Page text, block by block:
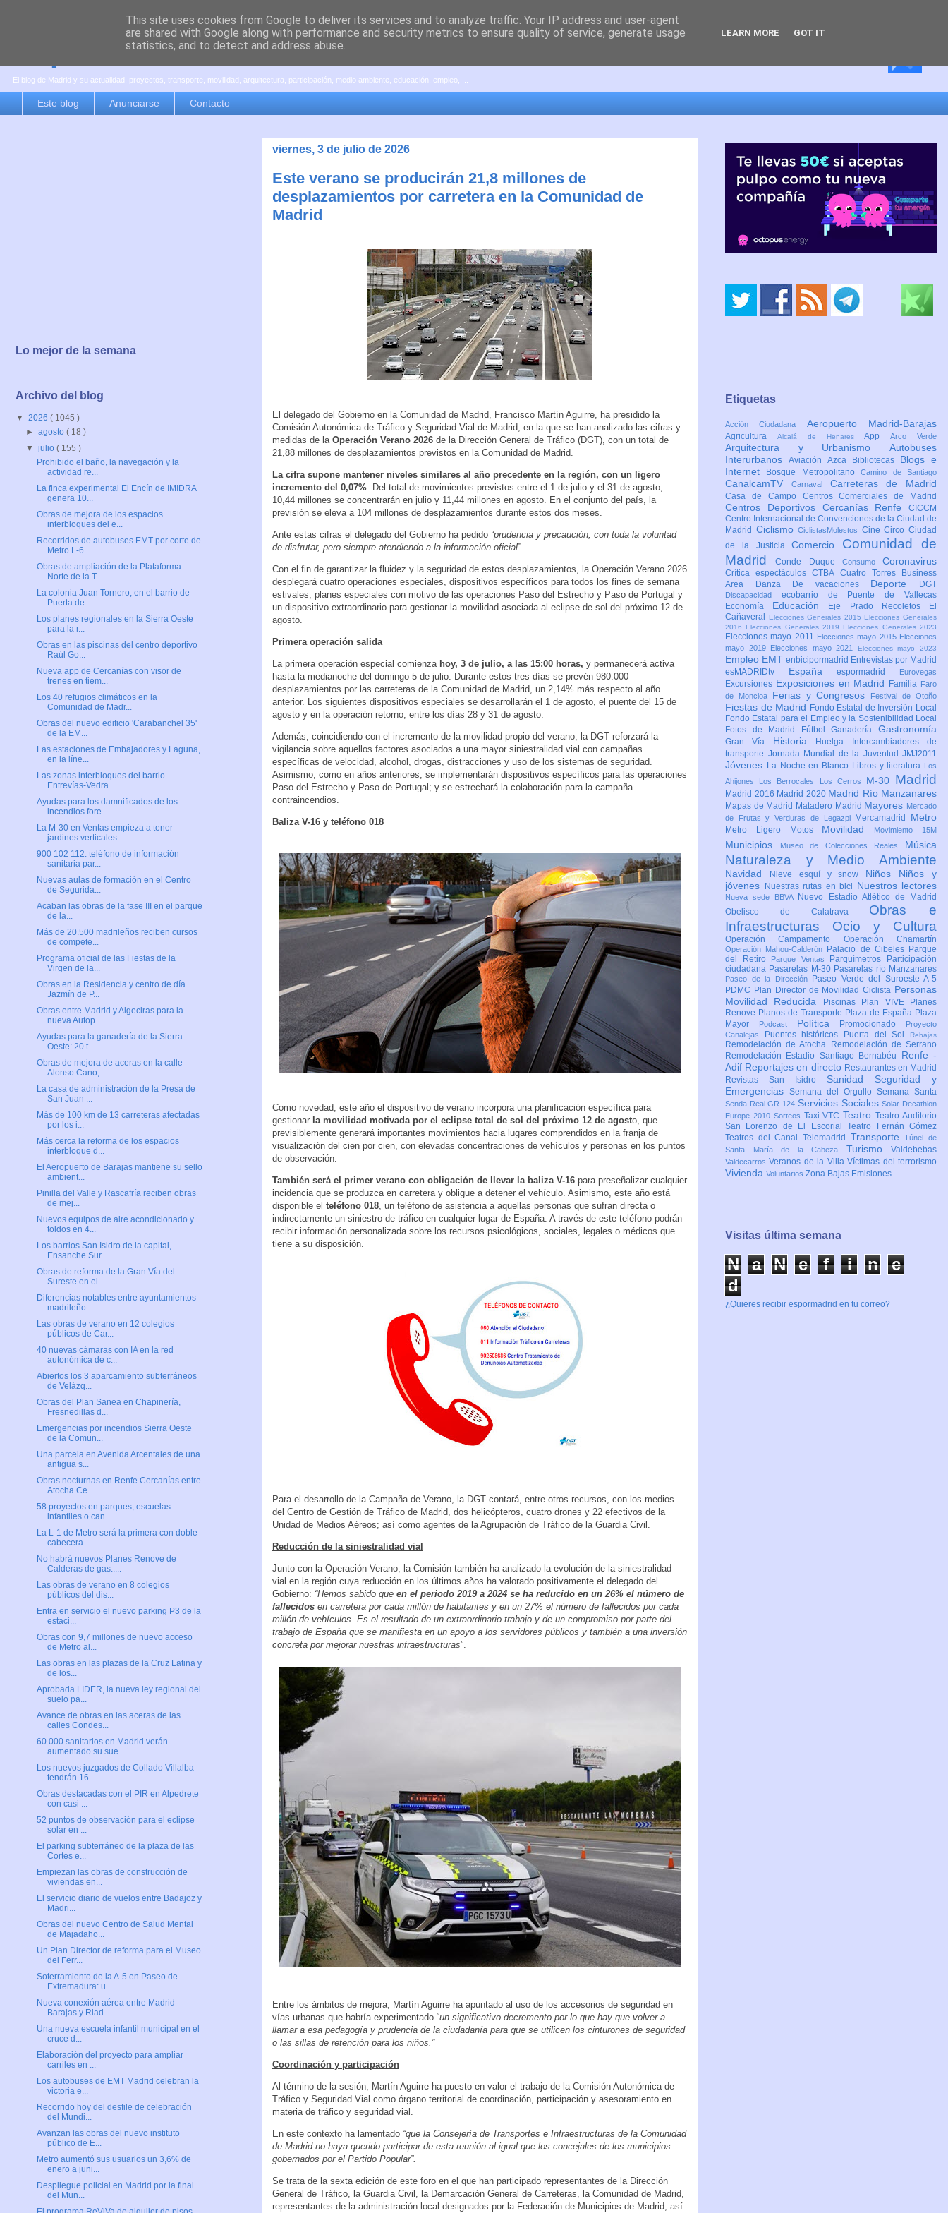
es por madrid
El blog de Madrid y su actualidad, proyectos, transporte, movilidad, arquitectura, participación, medio ambiente, educación, empleo, ...
Este blog Anunciarse Contacto
viernes, 3 de julio de 2026
Este verano se producirán 21,8 millones de
desplazamientos por carretera en la Comunidad de
Madrid
El delegado del Gobierno en la Comunidad de Madrid, Francisco Martín Aguirre, ha presidido la
Comisión Autonómica de Tráfico y Seguridad Vial de Madrid, en la que se han analizado las cifras y
medidas de la Operación Verano 2026 de la Dirección General de Tráfico (DGT), con un total de
21,88 millones de desplazamientos previstos en la Comunidad de Madrid.
La cifra supone mantener niveles similares al año precedente en la región, con un ligero
incremento del 0,07% . Del total de movimientos previstos entre el 1 de julio y el 31 de agosto,
10,44 millones se concentrarán en julio y 11,44 millones en agosto. En el conjunto del país, la
previsión se eleva a 104 millones de desplazamientos durante estos dos meses.
Ante estas cifras el delegado del Gobierno ha pedido “prudencia y precaución, con toda la voluntad
de disfrutar, pero siempre atendiendo a la información oficial”.
Con el fin de garantizar la fluidez y la seguridad de estos desplazamientos, la Operación Verano 2026
desplegará cuatro operaciones especiales, dispositivos específicos para todos los fines de semana
estivales, planes especiales con motivo de las operaciones Paso del Estrecho y Paso de Portugal y
un dispositivo extraordinario para gestionar la movilidad asociada al eclipse de sol del próximo 12 de
agosto.
Primera operación salida
La primera operación especial comienza hoy, 3 de julio, a las 15:00 horas, y permanecerá activa
hasta la medianoche del domingo 5 de julio. Durante estos tres días se prevén 980.000
desplazamientos por las carreteras de la Comunidad de Madrid, un 2,14% más respecto al año
anterior. Los siguientes dispositivos especiales se desarrollarán el 1 de agosto, el puente del 15 de
agosto y en la operación retorno, entre los días 28 y 31 de agosto.
Además, coincidiendo con el incremento de la movilidad propio del verano, la DGT reforzará la
vigilancia sobre aquellos factores asociados a una mayor siniestralidad vial con campañas
específicas de velocidad, alcohol, drogas, distracciones y uso de los sistemas de seguridad.
Asimismo, como en años anteriores, se implementarán dispositivos específicos para las operaciones
Paso del Estrecho y Paso de Portugal; y se estrechará la colaboración para la campaña
contraincendios.
Baliza V-16 y teléfono 018
Como novedad, este año el dispositivo de verano incorpora una planificación específica para
gestionar la movilidad motivada por el eclipse total de sol del próximo 12 de agosto, que
previsiblemente generará importantes movimientos hacia lugares comprendidos en la franja de
visualización del cien por cien, con elevadas concentraciones de vehículos y personas en los puntos
de observación.
También será el primer verano con obligación de llevar la baliza V-16 para preseñalizar cualquier
incidencia que se produzca en carretera y obligue a detener el vehículo. Asimismo, este año está
disponible el teléfono 018 , un teléfono de asistencia a aquellas personas que sufran directa o
indirectamente un siniestro de tráfico en cualquier lugar de España. A través de este teléfono podrán
recibir información personalizada sobre los recursos psicológicos, sociales, legales o médicos que
tiene a su disposición.
Para el desarrollo de la Campaña de Verano, la DGT contará, entre otros recursos, con los medios
del Centro de Gestión de Tráfico de Madrid, dos helicópteros, cuatro drones y 22 efectivos de la
Unidad de Medios Aéreos; así como agentes de la Agrupación de Tráfico de la Guardia Civil.
Reducción de la siniestralidad vial
Junto con la Operación Verano, la Comisión también ha analizado la evolución de la siniestralidad
vial en la región cuya reducción en los últimos años ha valorado positivamente el delegado del
Gobierno: “Hemos sabido que en el periodo 2019 a 2024 se ha reducido en un 26% el número de
fallecidos en carretera por cada millón de habitantes y en un 27% el número de fallecidos por cada
millón de vehículos. Es el resultado de un extraordinario trabajo y de un compromiso por parte del
trabajo de España que se manifiesta en un apoyo a los servidores públicos y también a una inversión
concreta por mejorar nuestras infraestructuras”.
Entre los ámbitos de mejora, Martín Aguirre ha apuntado al uso de los accesorios de seguridad en
vías urbanas que habría experimentado “un significativo decremento por lo que hay que volver a
llamar a esa pedagogía y prudencia de la ciudadanía para que se utilicen los cinturones de seguridad
o las sillas de retención para los niños.”
Coordinación y participación
Al término de la sesión, Martín Aguirre ha puesto en valor el trabajo de la Comisión Autonómica de
Tráfico y Seguridad Vial como órgano territorial de coordinación, participación y asesoramiento en
materia de tráfico y seguridad vial.
En este contexto ha lamentado “que la Consejería de Transportes e Infraestructuras de la Comunidad
de Madrid no haya querido participar de esta reunión al igual que los concejales de los municipios
gobernados por el Partido Popular”.
Se trata de la sexta edición de este foro en el que han participado representantes de la Dirección
General de Tráfico, la Guardia Civil, la Demarcación General de Carreteras, la Comunidad de Madrid,
representantes de la administración local designados por la Federación de Municipios de Madrid, así
Lo mejor de la semana
Archivo del blog
▼ 2026 ( 1045 )
►agosto( 18 )
▼julio( 155 )
Prohibido el baño, la navegación y la
actividad re...
La finca experimental El Encín de IMIDRA
genera 10...
Obras de mejora de los espacios
interbloques del e...
Recorridos de autobuses EMT por corte de
Metro L-6...
Obras de ampliación de la Plataforma
Norte de la T...
La colonia Juan Tornero, en el barrio de
Puerta de...
Los planes regionales en la Sierra Oeste
para la r...
Obras en las piscinas del centro deportivo
Raúl Go...
Nueva app de Cercanías con visor de
trenes en tiem...
Los 40 refugios climáticos en la
Comunidad de Madr...
Obras del nuevo edificio 'Carabanchel 35'
de la EM...
Las estaciones de Embajadores y Laguna,
en la líne...
Las zonas interbloques del barrio
Entrevías-Vedra ...
Ayudas para los damnificados de los
incendios fore...
La M-30 en Ventas empieza a tener
jardines verticales
900 102 112: teléfono de información
sanitaria par...
Nuevas aulas de formación en el Centro
de Segurida...
Acaban las obras de la fase III en el parque
de la...
Más de 20.500 madrileños reciben cursos
de compete...
Programa oficial de las Fiestas de la
Virgen de la...
Obras en la Residencia y centro de día
Jazmín de P...
Obras entre Madrid y Algeciras para la
nueva Autop...
Ayudas para la ganadería de la Sierra
Oeste: 20 t...
Obras de mejora de aceras en la calle
Alonso Cano,...
La casa de administración de la Presa de
San Juan ...
Más de 100 km de 13 carreteras afectadas
por los i...
Más cerca la reforma de los espacios
interbloque d...
El Aeropuerto de Barajas mantiene su sello
ambient...
Pinilla del Valle y Rascafría reciben obras
de mej...
Nuevos equipos de aire acondicionado y
toldos en 4...
Los barrios San Isidro de la capital,
Ensanche Sur...
Obras de reforma de la Gran Vía del
Sureste en el ...
Diferencias notables entre ayuntamientos
madrileño...
Las obras de verano en 12 colegios
públicos de Car...
40 nuevas cámaras con IA en la red
autonómica de c...
Abiertos los 3 aparcamiento subterráneos
de Velázq...
Obras del Plan Sanea en Chapinería,
Fresnedillas d...
Emergencias por incendios Sierra Oeste
de la Comun...
Una parcela en Avenida Arcentales de una
antigua s...
Obras nocturnas en Renfe Cercanías entre
Atocha Ce...
58 proyectos en parques, escuelas
infantiles o can...
La L-1 de Metro será la primera con doble
cabecera...
No habrá nuevos Planes Renove de
Calderas de gas.....
Las obras de verano en 8 colegios
públicos del dis...
Entra en servicio el nuevo parking P3 de la
estaci...
Obras con 9,7 millones de nuevo acceso
de Metro al...
Las obras en las plazas de la Cruz Latina y
de los...
Aprobada LIDER, la nueva ley regional del
suelo pa...
Avance de obras en las aceras de las
calles Condes...
60.000 sanitarios en Madrid verán
aumentado su sue...
Los nuevos juzgados de Collado Villalba
tendrán 16...
Obras destacadas con el PIR en Alpedrete
con casi ...
52 puntos de observación para el eclipse
solar en ...
El parking subterráneo de la plaza de las
Cortes e...
Empiezan las obras de construcción de
viviendas en...
El servicio diario de vuelos entre Badajoz y
Madri...
Obras del nuevo Centro de Salud Mental
de Majadaho...
Un Plan Director de reforma para el Museo
del Ferr...
Soterramiento de la A-5 en Paseo de
Extremadura: u...
Nueva conexión aérea entre Madrid-
Barajas y Riad
Una nueva escuela infantil municipal en el
cruce d...
Elaboración del proyecto para ampliar
carriles en ...
Los autobuses de EMT Madrid celebran la
victoria e...
Recorrido hoy del desfile de celebración
del Mundi...
Avanzan las obras del nuevo instituto
público de E...
Metro aumentó sus usuarios un 3,6% de
enero a juni...
Despliegue policial en Madrid por la final
del Mun...
Etiquetas
Acción Ciudadana Aeropuerto Madrid-Barajas
Agricultura Alcalá de HenaresAppArco Verde
Arquitectura y Urbanismo Autobuses
Interurbanos Aviación Azca Bibliotecas Blogs e
Internet
Bosque MetropolitanoCamino de Santiago
CanalcamTV Carnaval Carreteras de Madrid
Casa de Campo Centros Comerciales de Madrid
Centros Deportivos Cercanías Renfe CICCM
Centro Internacional de Convenciones de la Ciudad de
Madrid CiclismoCiclistasMolestos CineCircoCiudad
de la JusticiaComercio Comunidad de
MadridConde Duque Consumo Coronavirus
Crítica espectáculosCTBA Cuatro Torres Business
Area
Danza De vacaciones Deporte DGT
Discapacidad ecobarrio de Puente de Vallecas
Economía Educación Eje Prado Recoletos
El
Cañaveral
Elecciones Generales 2015 Elecciones Generales
2016 Elecciones Generales 2019 Elecciones Generales 2023
Elecciones mayo 2011 Elecciones mayo 2015 Elecciones
mayo 2019
Elecciones mayo 2021 Elecciones mayo 2023
Empleo EMT enbicipormadrid Entrevistas por Madrid
esMADRIDtv Españaespormadrid Eurovegas
Excursiones Exposiciones en Madrid Familia Faro
de Moncloa
Ferias y Congresos Festival de Otoño
Fiestas de Madrid Fondo Estatal de Inversión Local
Fondo Estatal para el Empleo y la Sostenibilidad Local
Fotos de Madrid
FútbolGanaderíaGastronomía
Gran Vía Historia Huelga
Intercambiadores de
transporte Jornada Mundial de la Juventud JMJ2011
Jóvenes La Noche en Blanco Libros y literatura
Los
Ahijones
Los Berrocales Los Cerros M-30 Madrid
Madrid 2016 Madrid 2020 Madrid Río Manzanares
Mapas de Madrid Matadero Madrid Mayores Mercado
de Frutas y Verduras de Legazpi
Mercamadrid Metro
Metro Ligero Motos Movilidad Movimiento 15M
Municipios Museo de Colecciones Reales Música
Naturaleza y Medio Ambiente
Navidad Nieve esquí y snow Niños Niños y
jóvenes
Nuestras rutas en bici Nuestros lectores
Nueva sede BBVA
Nuevo Estadio Atlético de Madrid
Obelisco de Calatrava Obras e
Infraestructuras Ocio y Cultura
Operación Campamento Operación Chamartín
Operación Mahou-Calderón Palacio de Cibeles Parque
del Retiro
Parque Ventas Parquímetros
Participación
ciudadana Pasarelas M-30 Pasarelas río Manzanares
Paseo de la Dirección
Paseo Verde del Suroeste A-5
PDMC Plan Director de Movilidad Ciclista Personas
Movilidad Reducida
Piscinas Plan VIVE
Planes
Renove Planos de Transporte Plaza de España Plaza
Mayor
Podcast Política Promocionado
Proyecto
Canalejas
Puentes históricos Puerta del Sol Rebajas
Remodelación de Atocha
Remodelación de Serrano
Remodelación Estadio Santiago Bernabéu Renfe -
Adif Reportajes en directo Restaurantes en Madrid
Revistas San Isidro Sanidad Seguridad y
Emergencias Semana del Orgullo Semana Santa
Senda Real GR-124 Servicios SocialesSolar Decathlon
Europe 2010 Sorteos Taxi-VTC Teatro Teatro Auditorio
San Lorenzo de El EscorialTeatro Fernán Gómez
Teatros del Canal Telemadrid TransporteTúnel de
Santa María de la Cabeza Turismo Valdebebas
ValdecarrosVeranos de la VillaVíctimas del terrorismo
Vivienda Voluntarios Zona Bajas Emisiones
Visitas última semana
N a N e f i n
e
d
¿Quieres recibir espormadrid en tu correo?
This site uses cookies from Google to deliver its services and to analyze traffic. Your IP address and user-agent
are shared with Google along with performance and security metrics to ensure quality of service, generate usage
statistics, and to detect and address abuse.
LEARN MORE GOT IT